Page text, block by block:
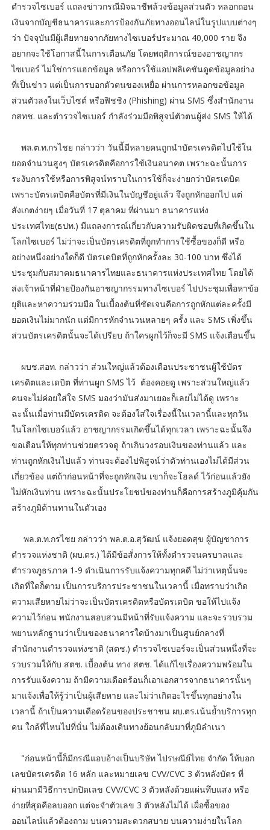
ตำรวจไซเบอร์ แถลงข่าวกรณีมิจฉาชีพล้วงข้อมูลส่วนตัว หลอกถอน
เงินจากบัญชีธนาคารและการป้องกันภัยทางออนไลน์ในรูปแบบต่างๆ
ว่า ปัจจุบันมีผู้เสียหายจากภัยทางไซเบอร์ประมาณ 40,000 ราย จึง
อยากจะใช้โอกาสนี้ในการเตือนภัย โดยพฤติการณ์ของอาชญากร
ไซเบอร์ ไม่ใช่การแฮกข้อมูล หรือการใช้แอปพลิเคชันดูดข้อมูลอย่าง
ที่เป็นข่าว แต่เป็นการบอกตัวตนของเหยื่อ ผ่านการหลอกขอข้อมูล
ส่วนตัวลงในเว็บไซต์ หรือฟิชชิง (Phishing) ผ่าน SMS ซึ่งสำนักงาน
กสทช. และตำรวจไซเบอร์ กำลังร่วมมือพิสูจน์ตัวตนผู้ส่ง SMS ให้ได้
พล.ต.ท.กรไชย กล่าวว่า วันนี้มีหลายคนถูกนำบัตรเครดิตไปใช้ใน
ยอดจำนวนสูงๆ บัตรเครดิตคือการใช้เงินอนาคต เพราะฉะนั้นการ
ระงับการใช้หรือการพิสูจน์ทราบในการใช้ก็จะง่ายกว่าบัตรเดบิต
เพราะบัตรเดบิตคือบัตรที่มีเงินในบัญชีอยู่แล้ว จึงถูกหักออกไป แต่
สังเกตง่ายๆ เมื่อวันที่ 17 ตุลาคม ที่ผ่านมา ธนาคารแห่ง
ประเทศไทย(ธปท.) มีแถลงการณ์เกี่ยวกับความรับผิดชอบที่เกิดขึ้นใน
โลกไซเบอร์ ไม่ว่าจะเป็นบัตรเครดิตที่ถูกทำการใช้ซื้อของก็ดี หรือ
อย่างหนึ่งอย่างใดก็ดี บัตรเดบิตที่ถูกหักครั้งละ 30-100 บาท ซึ่งได้
ประชุมกับสมาคมธนาคารไทยและธนาคารแห่งประเทศไทย โดยได้
ส่งเจ้าหน้าที่ฝ่ายป้องกันอาชญากรรมทางไซเบอร์ ไปประชุมเพื่อหาข้อ
ยุติและหาความร่วมมือ ในเบื้องต้นที่ชัดเจนคือการถูกหักแต่ละครั้งมี
ยอดเงินไม่มากนัก แต่มีการหักจำนวนหลายๆ ครั้ง และ SMS เพิ่งขึ้น
ส่วนบัตรเครดิตนั้นจะได้เปรียบ ถ้าใครผูกไว้ก็จะมี SMS แจ้งเตือนขึ้น
ผบช.สอท. กล่าวว่า ส่วนใหญ่แล้วต้องเตือนประชาชนผู้ใช้บัตร
เครดิตและเดบิต ที่ท่านผูก SMS ไว้ ต้องคอยดู เพราะส่วนใหญ่แล้ว
คนจะไม่ค่อยใส่ใจ SMS มองว่ามันส่งมาเยอะก็เลยไม่ได้ดู เพราะ
ฉะนั้นเมื่อท่านมีบัตรเครดิต จะต้องใส่ใจเรื่องนี้ในเวลานี้และทุกวัน
ในโลกไซเบอร์แล้ว อาชญากรรมเกิดขึ้นได้ทุกเวลา เพราะฉะนั้นจึง
ขอเตือนให้ทุกท่านช่วยตรวจดู ถ้าเกินวงรอบเงินของท่านแล้ว และ
ท่านถูกหักเงินไปแล้ว ท่านจะต้องไปพิสูจน์ว่าตัวท่านเองไม่ได้มีส่วน
เกี่ยวข้อง แต่ถ้าก่อนหน้าที่จะถูกหักเงิน เขาก็จะโฮลด์ ไว้ก่อนแล้วยัง
ไม่หักเงินท่าน เพราะฉะนั้นประโยชน์ของท่านก็คือการสร้างภูมิคุ้มกัน
สร้างภูมิต้านทานในตัวเอง
พล.ต.ท.กรไชย กล่าวว่า พล.ต.อ.สุวัฒน์ แจ้งยอดสุข ผู้บัญชาการ
ตำรวจแห่งชาติ (ผบ.ตร.) ได้มีข้อสั่งการให้ทั้งตำรวจนครบาลและ
ตำรวจภูธรภาค 1-9 ดำเนินการรับแจ้งความทุกคดี ไม่ว่าเหตุนั้นจะ
เกิดที่ใดก็ตาม เป็นการบริการประชาชนในเวลานี้ เมื่อทราบว่าเกิด
ความเสียหายไม่ว่าจะเป็นบัตรเครดิตหรือบัตรเดบิต ขอให้ไปแจ้ง
ความไว้ก่อน พนักงานสอบสวนมีหน้าที่รับแจ้งความ และจะรวบรวม
พยานหลักฐานว่าเป็นของธนาคารใดบ้างมาเป็นศูนย์กลางที่
สำนักงานตำรวจแห่งชาติ (สตช.) ตำรวจไซเบอร์จะเป็นส่วนหนึ่งที่จะ
รวบรวมให้กับ สตช. เบื้องต้น ทาง สตช. ได้แก้ไขเรื่องความพร้อมใน
การรับแจ้งความ ถ้ามีความเดือดร้อนก็เอาเอกสารจากธนาคารนั้นๆ
มาแจ้งเพื่อให้รู้ว่าเป็นผู้เสียหาย และไม่ว่าเกิดอะไรขึ้นทุกอย่างใน
เวลานี้ ถ้าเป็นความเดือดร้อนของประชาชน ผบ.ตร.เน้นย้ำบริการทุก
คน ใกล้ที่ไหนไปที่นั่น ไม่ต้องเดินทางย้อนกลับมาที่ภูมิลำเนา
"ก่อนหน้านี้ก็มีกรณีแอบอ้างเป็นบริษัท ไปรษณีย์ไทย จำกัด ให้บอก
เลขบัตรเครดิต 16 หลัก และหมายเลข CVV/CVC 3 ตัวหลังบัตร ที่
ผ่านมามีวิธีการปกปิดเลข CVV/CVC 3 ตัวหลังด้วยแผ่นทึบแสง หรือ
ง่ายที่สุดคือลบออก แต่จะจำตัวเลข 3 ตัวหลังไม่ได้ เผื่อซื้อของ
ออนไลน์แล้วต้องถาม บนความสะดวกสบาย บนความง่ายในโลก